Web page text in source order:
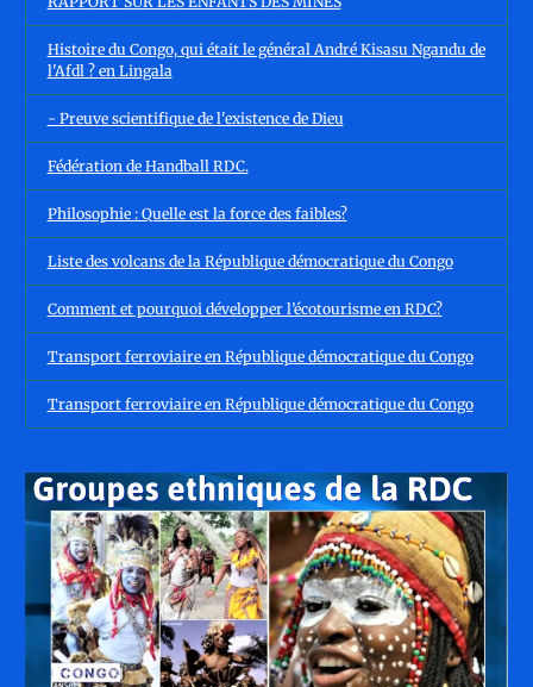
Histoire du Congo, qui était le général André Kisasu Ngandu de
l'Afdl ? en Lingala
- Preuve scientifique de l'existence de Dieu
Fédération de Handball RDC.
Philosophie : Quelle est la force des faibles?
Liste des volcans de la République démocratique du Congo
Comment et pourquoi développer l’écotourisme en RDC?
Transport ferroviaire en République démocratique du Congo
Transport ferroviaire en République démocratique du Congo